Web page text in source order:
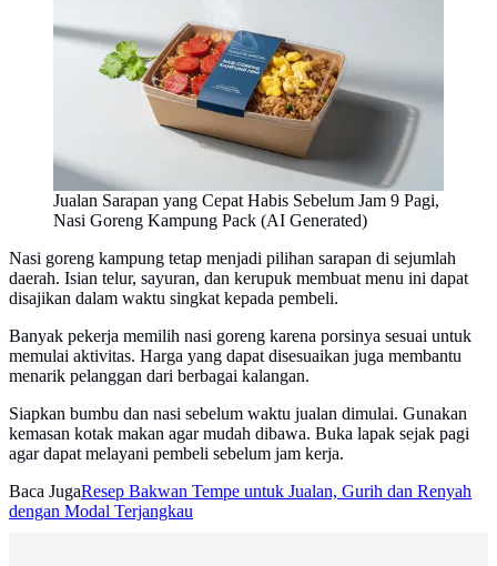
Jualan Sarapan yang Cepat Habis Sebelum Jam 9 Pagi,
Nasi Goreng Kampung Pack (AI Generated)
Nasi goreng kampung tetap menjadi pilihan sarapan di sejumlah
daerah. Isian telur, sayuran, dan kerupuk membuat menu ini dapat
disajikan dalam waktu singkat kepada pembeli.
Banyak pekerja memilih nasi goreng karena porsinya sesuai untuk
memulai aktivitas. Harga yang dapat disesuaikan juga membantu
menarik pelanggan dari berbagai kalangan.
Siapkan bumbu dan nasi sebelum waktu jualan dimulai. Gunakan
kemasan kotak makan agar mudah dibawa. Buka lapak sejak pagi
agar dapat melayani pembeli sebelum jam kerja.
Baca JugaResep Bakwan Tempe untuk Jualan, Gurih dan Renyah
dengan Modal Terjangkau